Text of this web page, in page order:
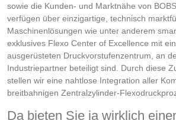
sowie die Kunden- und Marktnähe von
verfügen über einzigartige, technisch
Maschinenlösungen wie unter anderem
exklusives Flexo Center of Excellence mit
ausgerüsteten Druckvorstufenzentrum, an
Industriepartner beteiligt sind. Durch diese
stellen wir eine nahtlose Integration aller
breitbahnigen Zentralzylinder-
Da bieten Sie ja wirklich